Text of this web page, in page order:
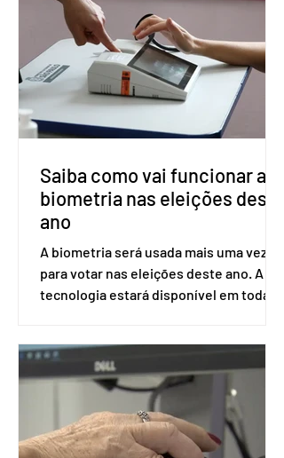
prolongada e pode ser tomado a cada
dois meses. O pedido de inclusão vai
ser encaminhado pelo Ministério da
Saúde à Comissão Nacional de
Incorporação de Novas Tecnologias no
SUS (Conitec) na semana que vem. A
Conitec é um colegiado
Saiba como vai funcionar a
biometria nas eleições deste
ano
A biometria será usada mais uma vez
para votar nas eleições deste ano. A
tecnologia estará disponível em todas
Apesar da requisição, a biometria não é
obrigatória para exercer o direito ao
voto. Se o título estiver regular, o
eleitor pode votar mesmo sem ter
realizado esse cadastro. Neste caso,